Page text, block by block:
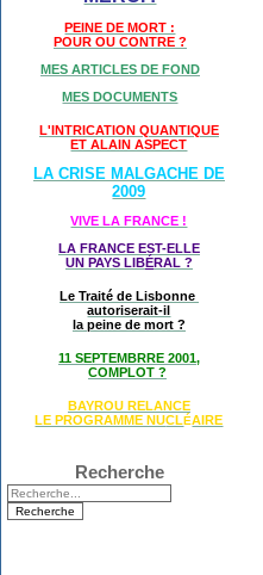
PEINE DE MORT :
POUR OU CONTRE ?
MES ARTICLES DE FOND
MES DOCUMENTS
L'INTRICATION QUANTIQUE
ET ALAIN ASPECT
LA CRISE MALGACHE DE
2009
VIVE LA FRANCE !
LA FRANCE EST-ELLE
UN PAYS LIBÉRAL ?
Le Traité de Lisbonne
autoriserait-il
la peine de mort ?
11 SEPTEMBRRE 2001,
COMPLOT ?
BAYROU RELANCE
LE PROGRAMME NUCLÉAIRE
Recherche